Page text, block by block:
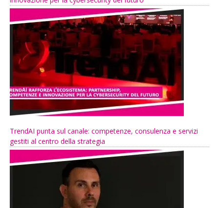
TrendAI punta sul canale: competenze, consulenza e servizi
gestiti al centro della strategia